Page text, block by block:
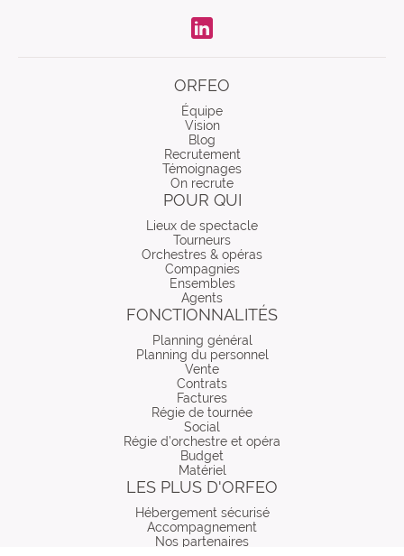
ORFEO
Équipe
Vision
Blog
Recrutement
Témoignages
On recrute
POUR QUI
Lieux de spectacle
Tourneurs
Orchestres & opéras
Compagnies
Ensembles
Agents
FONCTIONNALITÉS
Planning général
Planning du personnel
Vente
Contrats
Factures
Régie de tournée
Social
Régie d’orchestre et opéra
Budget
Matériel
LES PLUS D'ORFEO
Hébergement sécurisé
Accompagnement
Nos partenaires